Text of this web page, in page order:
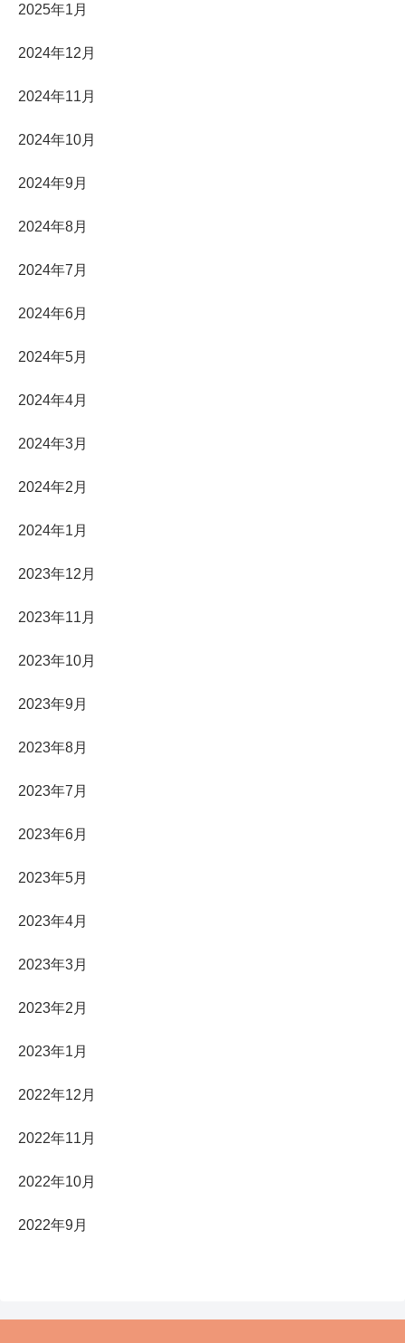
2025年1月
2024年12月
2024年11月
2024年10月
2024年9月
2024年8月
2024年7月
2024年6月
2024年5月
2024年4月
2024年3月
2024年2月
2024年1月
2023年12月
2023年11月
2023年10月
2023年9月
2023年8月
2023年7月
2023年6月
2023年5月
2023年4月
2023年3月
2023年2月
2023年1月
2022年12月
2022年11月
2022年10月
2022年9月